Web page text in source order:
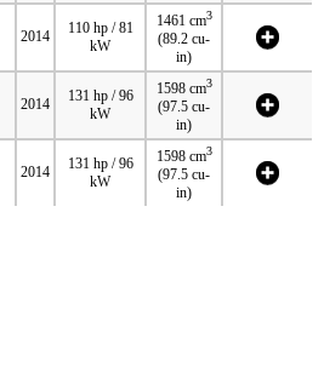
2014
110 hp / 81
kW
1461 cm3
(89.2 cu-
in)
2014
131 hp / 96
kW
1598 cm3
(97.5 cu-
in)
2014
131 hp / 96
kW
1598 cm3
(97.5 cu-
in)